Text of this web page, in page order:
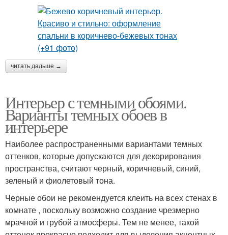
читать дальше →
Интерьер с темными обоями.
Варианты темных обоев в
интерьере
Наиболее распространенными вариантами темных
оттенков, которые допускаются для декорирования
пространства, считают черный, коричневый, синий,
зеленый и фиолетовый тона.
Черные обои не рекомендуется клеить на всех стенах в
комнате , поскольку возможно создание чрезмерно
мрачной и грубой атмосферы. Тем не менее, такой